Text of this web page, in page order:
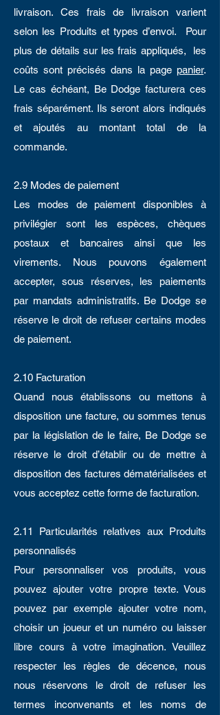
livraison. Ces frais de livraison varient
selon les Produits et types d’envoi. Pour
plus de détails sur les frais appliqués, les
coûts sont précisés dans la page panier.
Le cas échéant, Be Dodge facturera ces
frais séparément. Ils seront alors indiqués
et ajoutés au montant total de la
commande.
2.9 Modes de paiement
Les modes de paiement disponibles à
privilégier sont les espèces, chèques
postaux et bancaires ainsi que les
virements. Nous pouvons également
accepter, sous réserves, les paiements
par mandats administratifs. Be Dodge se
réserve le droit de refuser certains modes
de paiement.
2.10 Facturation
Quand nous établissons ou mettons à
disposition une facture, ou sommes tenus
par la législation de le faire, Be Dodge se
réserve le droit d’établir ou de mettre à
disposition des factures dématérialisées et
vous acceptez cette forme de facturation.
2.11 Particularités relatives aux Produits
personnalisés
Pour personnaliser vos produits, vous
pouvez ajouter votre propre texte. Vous
pouvez par exemple ajouter votre nom,
choisir un joueur et un numéro ou laisser
libre cours à votre imagination. Veuillez
respecter les règles de décence, nous
nous réservons le droit de refuser les
termes inconvenants et les noms de